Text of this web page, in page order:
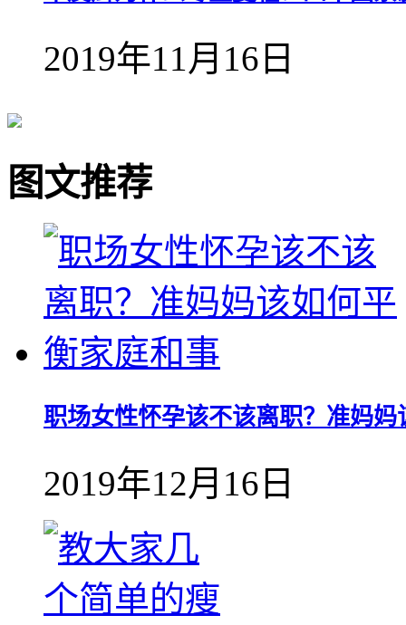
2019年11月16日
图文推荐
职场女性怀孕该不该离职？准妈
2019年12月16日